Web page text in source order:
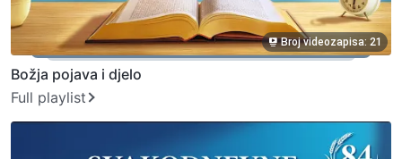
Broj videozapisa: 21
Božja pojava i djelo
Full playlist